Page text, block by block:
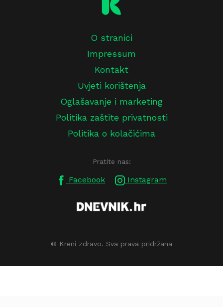
O stranici
Impressum
Kontakt
Uvjeti korištenja
Oglašavanje i marketing
Politika zaštite privatnosti
Politika o kolačićima
Pratite nas:
Facebook Instagram
© Kreni zdravo. Sva prava pridržana